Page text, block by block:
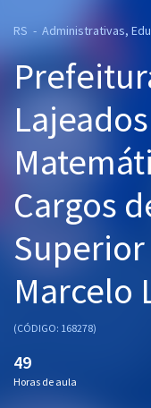
Cursos 20% OFF
Pós
Graduação
OAB
Questões grátis
Aprovados
RS - Administrativas,
Cargos
Marcelo
(CÓDIGO: 168278)
49
Horas de aula